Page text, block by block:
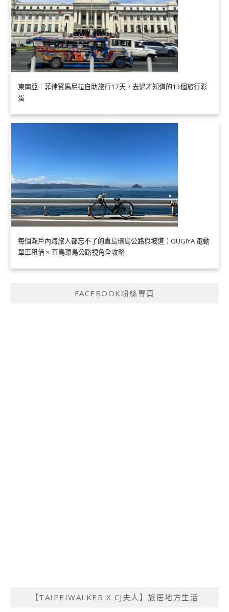
東南亞｜菲律賓馬尼拉自助旅行17天，去過才知道的13個旅行彩
蛋
每個瀨戶內海旅人都忘不了的直島環島公路與坡道：OUGIYA 電動
單車租借 × 直島環島公路視角全攻略
FACEBOOK粉絲專頁
【TAIPEIWALKER X CJ夫人】旅居地方生活